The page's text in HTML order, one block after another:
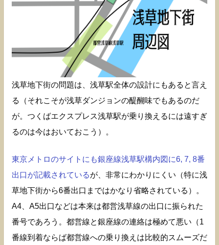
浅草地下街の問題は、浅草駅全体の設計にもあると言え
る（それこそが浅草ダンジョンの醍醐味でもあるのだ
が。つくばエクスプレス浅草駅が乗り換えるには遠すぎ
るのは今はおいておこう）。
東京メトロのサイトにも銀座線浅草駅構内図に6, 7, 8番
出口が記載されているが、非常にわかりにくい（特に浅
草地下街から6番出口まではかなり省略されている）。
A4、A5出口などは本来は都営浅草線の出口に振られた
番号であろう。都営線と銀座線の連絡は極めて悪い（1
番線到着ならば都営線への乗り換えは比較的スムーズだ